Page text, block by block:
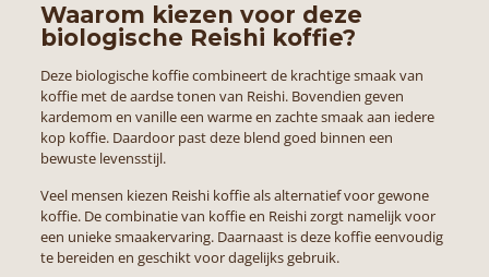
Waarom kiezen voor deze
biologische Reishi koffie?
Deze biologische koffie combineert de krachtige smaak van
koffie met de aardse tonen van Reishi. Bovendien geven
kardemom en vanille een warme en zachte smaak aan iedere
kop koffie. Daardoor past deze blend goed binnen een
bewuste levensstijl.
Veel mensen kiezen Reishi koffie als alternatief voor gewone
koffie. De combinatie van koffie en Reishi zorgt namelijk voor
een unieke smaakervaring. Daarnaast is deze koffie eenvoudig
te bereiden en geschikt voor dagelijks gebruik.